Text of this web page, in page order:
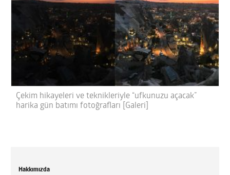
Çekim hikayeleri ve teknikleriyle “ufkunuzu açacak”
harika gün batımı fotoğrafları [Galeri]
Hakkımızda